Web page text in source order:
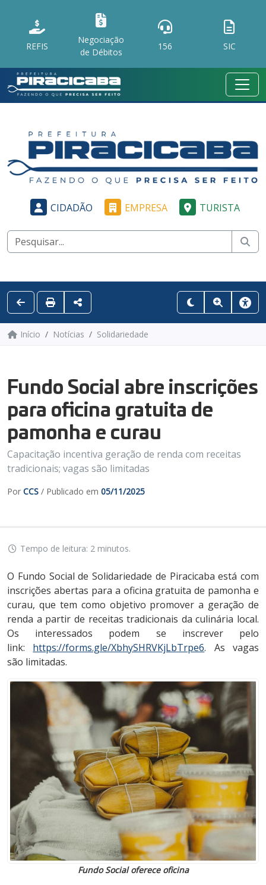
REFIS
Negociação
de Débitos
156 SIC
CIDADÃO EMPRESA TURISTA
Início Notícias Solidariedade
Fundo Social abre inscrições
para oficina gratuita de
pamonha e curau
Capacitação incentiva geração de renda com receitas
tradicionais; vagas são limitadas
Por CCS / Publicado em 05/11/2025
Tempo de leitura: 2 minutos.
O Fundo Social de Solidariedade de Piracicaba está com
inscrições abertas para a oficina gratuita de pamonha e
curau, que tem como objetivo promover a geração de
renda a partir de receitas tradicionais da culinária local.
Os interessados podem se inscrever pelo
link: https://forms.gle/XbhySHRVKjLbTrpe6. As vagas
são limitadas.
Fundo Social oferece oficina